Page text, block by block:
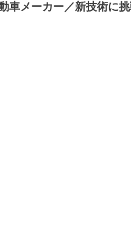
車メーカー／新技術に